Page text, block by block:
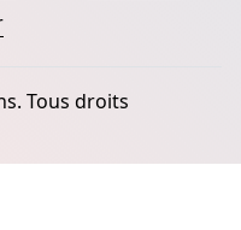
Tous droits